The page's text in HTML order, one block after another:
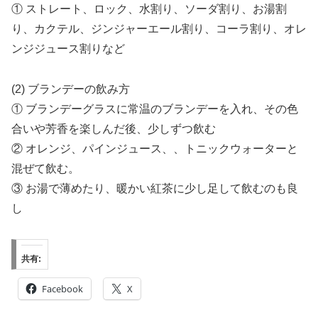
① ストレート、ロック、水割り、ソーダ割り、お湯割
り、カクテル、ジンジャーエール割り、コーラ割り、オレ
ンジジュース割りなど
(2) ブランデーの飲み方
① ブランデーグラスに常温のブランデーを入れ、その色
合いや芳香を楽しんだ後、少しずつ飲む
② オレンジ、パインジュース、、トニックウォーターと
混ぜて飲む。
③ お湯で薄めたり、暖かい紅茶に少し足して飲むのも良
し
共有:
Facebook X